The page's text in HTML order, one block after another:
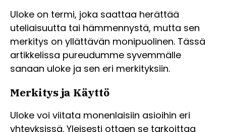
Uloke on termi, joka saattaa herättää
uteliaisuutta tai hämmennystä, mutta sen
merkitys on yllättävän monipuolinen. Tässä
artikkelissa pureudumme syvemmälle
sanaan uloke ja sen eri merkityksiin.
Merkitys ja Käyttö
Uloke voi viitata monenlaisiin asioihin eri
yhteyksissä. Yleisesti ottaen se tarkoittaa